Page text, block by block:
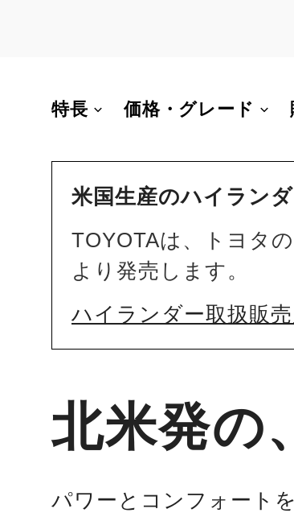
特長 価格・グレード
米国生産のハイラン
TOYOTAは、トヨタ
より発売します。
ハイランダー取扱販
北米発の
パワーとコンフォート